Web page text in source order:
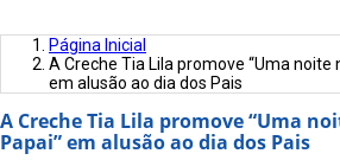
Página Inicial
A Creche Tia Lila promove “Uma noite
em alusão ao dia dos Pais
A Creche Tia Lila promove “Uma
Papai” em alusão ao dia dos Pais